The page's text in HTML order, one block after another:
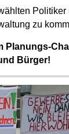
zu
Planungs-
Bürger!